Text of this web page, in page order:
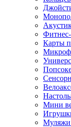
Карты
Мини
Муляжи